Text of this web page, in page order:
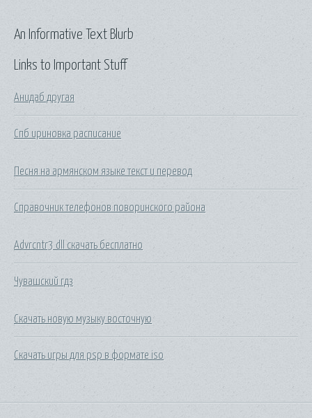
Links to Important Stuff
Анидаб другая
Спб ириновка расписание
Песня на армянском языке текст и перевод
Справочник телефонов поворинского района
Advrcntr3 dll скачать бесплатно
Чувашский гдз
Скачать новую музыку восточную
Скачать игры для psp в формате iso
An Informative Text Blurb